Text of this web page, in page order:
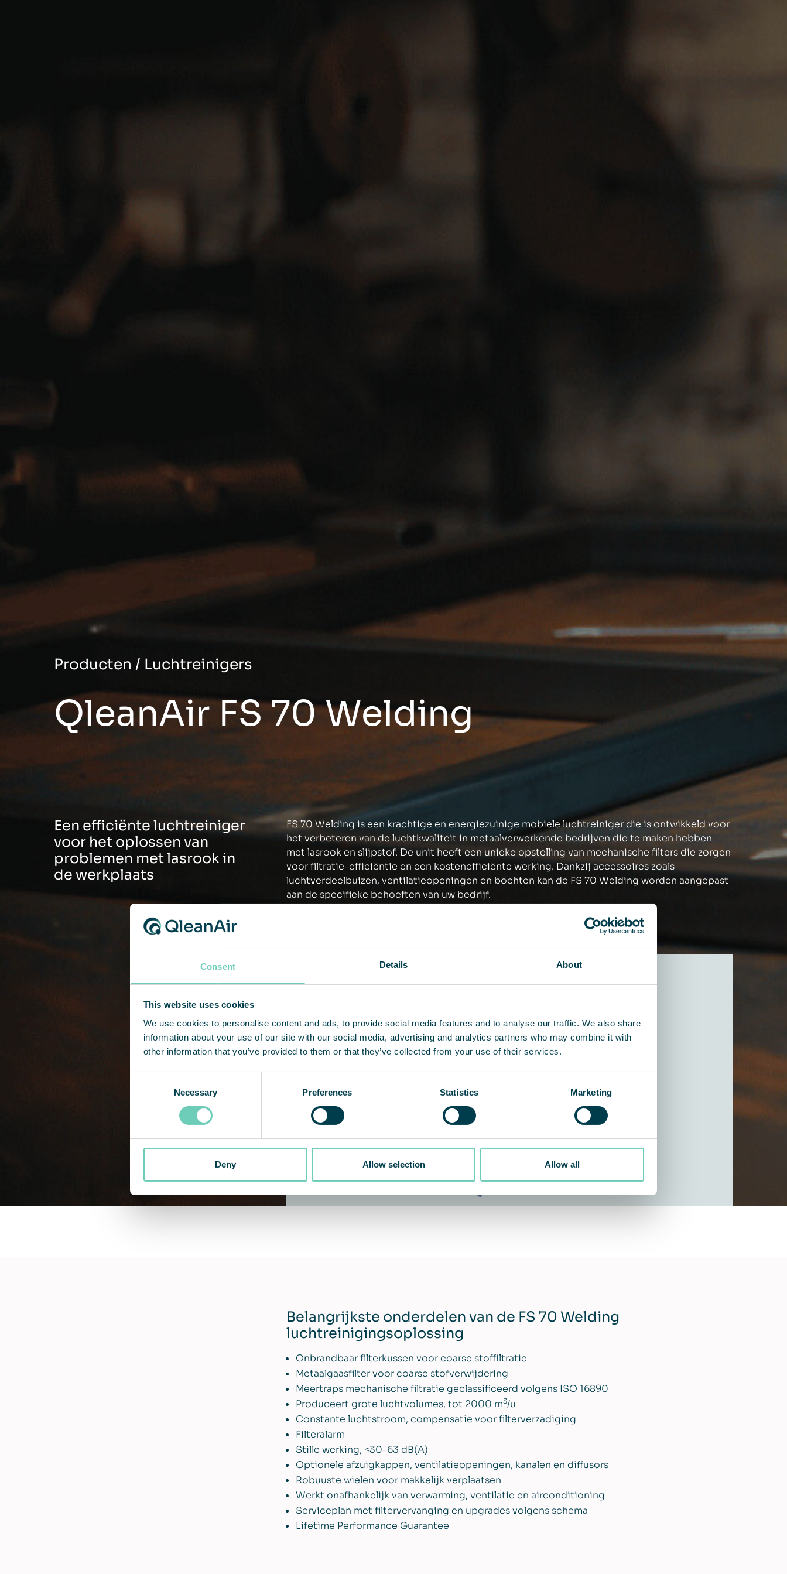
Consent Details About
This website uses cookies
We use cookies to personalise content and ads, to provide social media features and to analyse our traffic. We also share
information about your use of our site with our social media, advertising and analytics partners who may combine it with
other information that you’ve provided to them or that they’ve collected from your use of their services.
Necessary Preferences Statistics Marketing
Deny Allow selection Allow all
Producten / Luchtreinigers
QleanAir FS 70 Welding
Een efficiënte luchtreiniger
voor het oplossen van
problemen met lasrook in
de werkplaats
FS 70 Welding is een krachtige en energiezuinige mobiele luchtreiniger die is ontwikkeld voor
het verbeteren van de luchtkwaliteit in metaalverwerkende bedrijven die te maken hebben
met lasrook en slijpstof. De unit heeft een unieke opstelling van mechanische filters die zorgen
voor filtratie-efficiëntie en een kostenefficiënte werking. Dankzij accessoires zoals
luchtverdeelbuizen, ventilatieopeningen en bochten kan de FS 70 Welding worden aangepast
aan de specifieke behoeften van uw bedrijf.
Belangrijkste onderdelen van de FS 70 Welding
luchtreinigingsoplossing
Onbrandbaar filterkussen voor coarse stoffiltratie
Metaalgaasfilter voor coarse stofverwijdering
Meertraps mechanische filtratie geclassificeerd volgens ISO 16890
Produceert grote luchtvolumes, tot 2000 m3/u
Constante luchtstroom, compensatie voor filterverzadiging
Filteralarm
Stille werking, <30–63 dB(A)
Optionele afzuigkappen, ventilatieopeningen, kanalen en diffusors
Robuuste wielen voor makkelijk verplaatsen
Werkt onafhankelijk van verwarming, ventilatie en airconditioning
Serviceplan met filtervervanging en upgrades volgens schema
Lifetime Performance Guarantee